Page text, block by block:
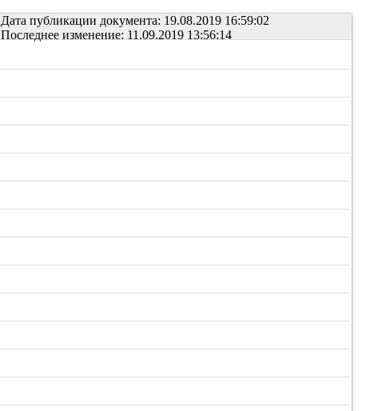
Дата публикации документа: 19.08.2019 16:59:02
Последнее изменение: 11.09.2019 13:56:14